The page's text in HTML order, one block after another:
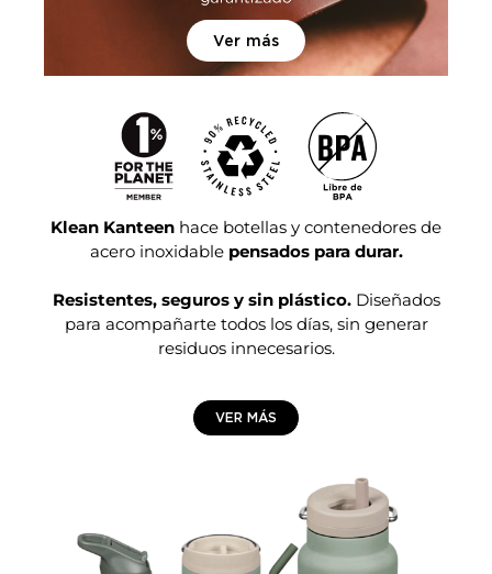
Ver más
Klean Kanteen
hace botellas y contenedores de
acero inoxidable
pensados para durar.
Resistentes, seguros y sin plástico.
Diseñados
para acompañarte todos los días, sin generar
residuos innecesarios.
VER MÁS